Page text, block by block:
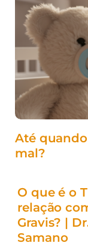
Até
mal?
O que é o
relação
Gravis? |
Samano